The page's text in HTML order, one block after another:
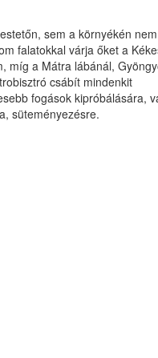
sem a környékén
falatokkal várja őket a
míg a Mátra lábánál,
csábít mindenkit
fogások kipróbálására,
süteményezésre.